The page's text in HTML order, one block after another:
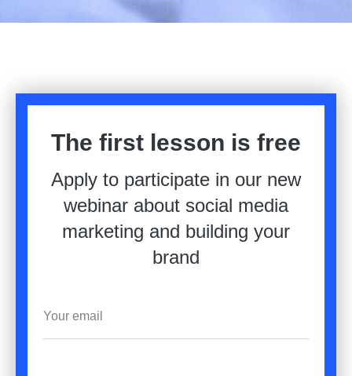
The first lesson is free
Apply to participate in our new
webinar about social media
marketing and building your
brand